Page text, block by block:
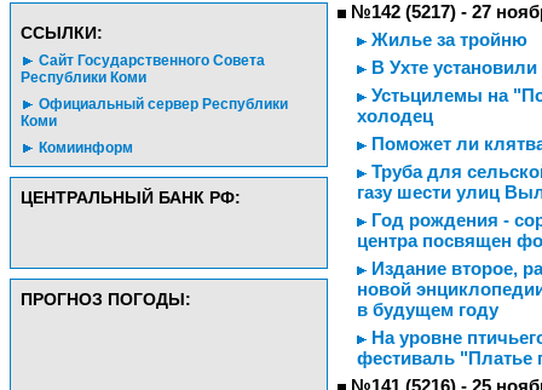
CСЫЛКИ:
Сайт Государственного Совета
Республики Коми
Официальный сервер Республики
Коми
Комиинформ
ЦЕНТРАЛЬНЫЙ БАНК РФ:
ПРОГНОЗ ПОГОДЫ:
№142 (5217) - 27
Жилье за тройню
В Ухте
Устьцилемы на
холодец
Поможет ли
Труба для
газу шести улиц
Год рождения -
центра посвящен
Издание второе,
новой
в будущем году
На уровне
фестиваль "Платье
№141 (5216) - 25